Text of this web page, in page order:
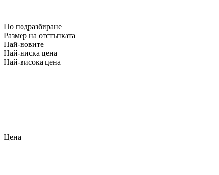
По подразбиране
Размер на отстъпката
Най-новите
Най-ниска цена
Най-висока цена
Цена